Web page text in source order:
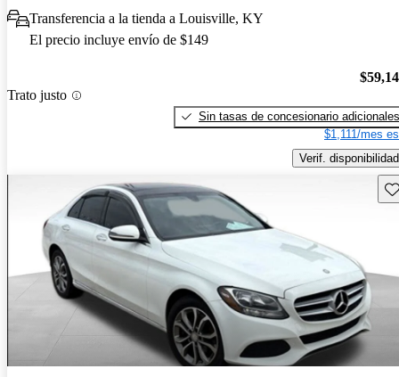
Transferencia a la tienda a Louisville, KY
El precio incluye envío de $149
Trato justo
Sin tasas de concesionario adicionales
$1,111/mes
Verif. disponibilidad